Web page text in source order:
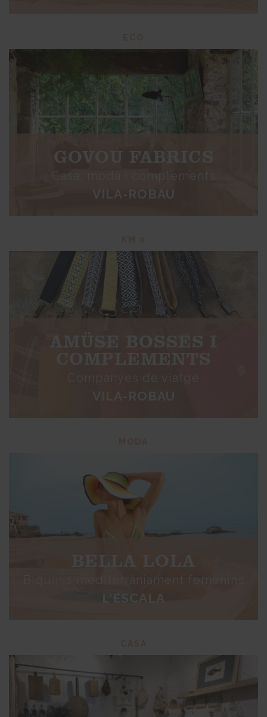
GOVOU FABRICS
Casa, moda i complements
VILA-ROBAU
AMÜSE BOSSES I
COMPLEMENTS
Companyes de viatge
VILA-ROBAU
BELLA LOLA
Biquinis mediterràniament femenins
L'ESCALA